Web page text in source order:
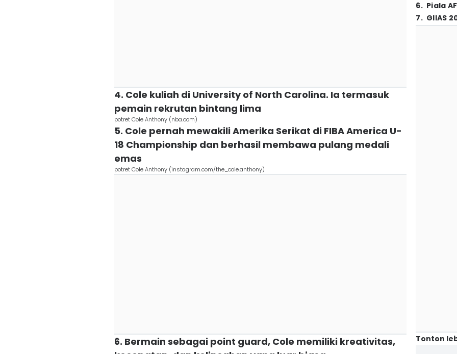
4. Cole kuliah di University of North Carolina. Ia termasuk
pemain rekrutan bintang lima
potret Cole Anthony (nba.com)
5. Cole pernah mewakili Amerika Serikat di FIBA America U-
18 Championship dan berhasil membawa pulang medali
emas
potret Cole Anthony (instagram.com/the_cole.anthony)
6. Bermain sebagai point guard, Cole memiliki kreativitas,
6. Piala
7. GIIAS
Tonton